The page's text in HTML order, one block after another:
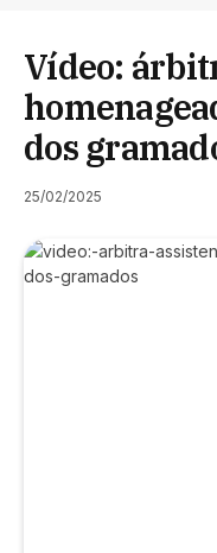
Vídeo:
dos
25/02/2025